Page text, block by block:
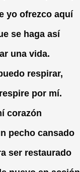
yo ofrezco aquí
se haga así
una vida.
respirar,
por mí.
corazón
pecho cansado
ser restaurado